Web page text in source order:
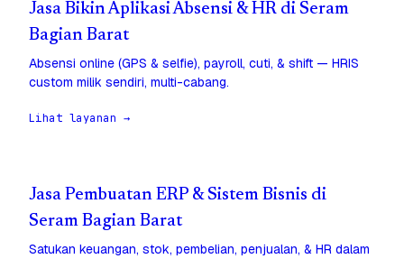
Jasa Bikin Aplikasi Absensi & HR di Seram
Bagian Barat
Absensi online (GPS & selfie), payroll, cuti, & shift — HRIS
custom milik sendiri, multi-cabang.
Lihat layanan →
Jasa Pembuatan ERP & Sistem Bisnis di
Seram Bagian Barat
Satukan keuangan, stok, pembelian, penjualan, & HR dalam